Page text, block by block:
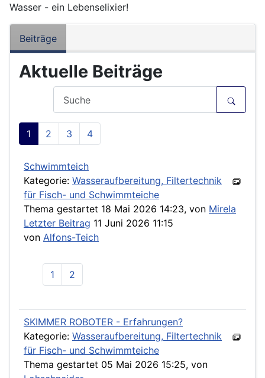
Wasser - ein Lebenselixier!
Beiträge
Aktuelle Beiträge
1 2 3 4
Schwimmteich
Kategorie: Wasseraufbereitung, Filtertechnik
für Fisch- und Schwimmteiche
Thema gestartet 18 Mai 2026 14:23, von Mirela
Letzter Beitrag 11 Juni 2026 11:15
von Alfons-Teich
1 2
SKIMMER ROBOTER - Erfahrungen?
Kategorie: Wasseraufbereitung, Filtertechnik
für Fisch- und Schwimmteiche
Thema gestartet 05 Mai 2026 15:25, von